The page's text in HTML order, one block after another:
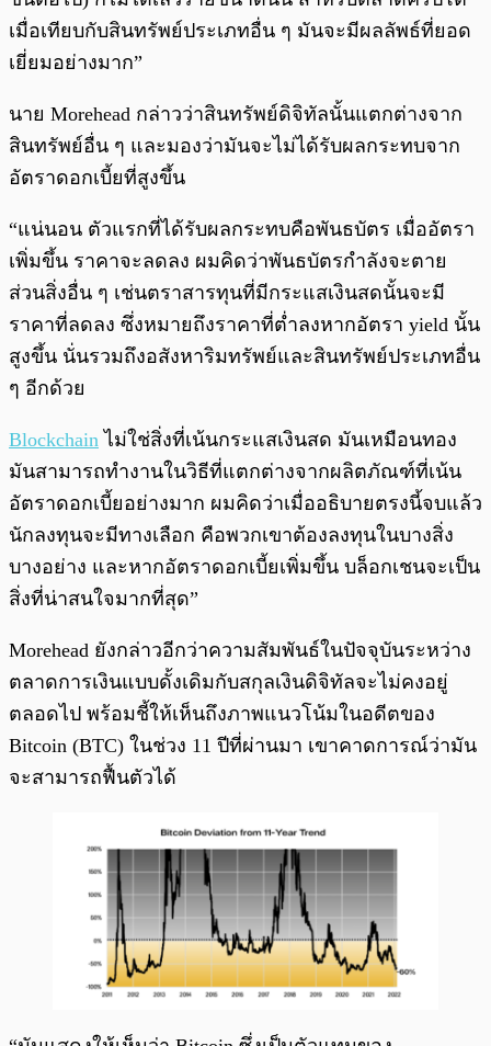
เมื่อเทียบกับสินทรัพย์ประเภทอื่น ๆ มันจะมีผลลัพธ์ที่ยอด
เยี่ยมอย่างมาก”
นาย Morehead กล่าวว่าสินทรัพย์ดิจิทัลนั้นแตกต่างจาก
สินทรัพย์อื่น ๆ และมองว่ามันจะไม่ได้รับผลกระทบจาก
อัตราดอกเบี้ยที่สูงขึ้น
“แน่นอน ตัวแรกที่ได้รับผลกระทบคือพันธบัตร เมื่ออัตรา
เพิ่มขึ้น ราคาจะลดลง ผมคิดว่าพันธบัตรกำลังจะตาย
ส่วนสิ่งอื่น ๆ เช่นตราสารทุนที่มีกระแสเงินสดนั้นจะมี
ราคาที่ลดลง ซึ่งหมายถึงราคาที่ต่ำลงหากอัตรา yield นั้น
สูงขึ้น นั่นรวมถึงอสังหาริมทรัพย์และสินทรัพย์ประเภทอื่น
ๆ อีกด้วย
Blockchain ไม่ใช่สิ่งที่เน้นกระแสเงินสด มันเหมือนทอง
มันสามารถทำงานในวิธีที่แตกต่างจากผลิตภัณฑ์ที่เน้น
อัตราดอกเบี้ยอย่างมาก ผมคิดว่าเมื่ออธิบายตรงนี้จบแล้ว
นักลงทุนจะมีทางเลือก คือพวกเขาต้องลงทุนในบางสิ่ง
บางอย่าง และหากอัตราดอกเบี้ยเพิ่มขึ้น บล็อกเชนจะเป็น
สิ่งที่น่าสนใจมากที่สุด”
Morehead ยังกล่าวอีกว่าความสัมพันธ์ในปัจจุบันระหว่าง
ตลาดการเงินแบบดั้งเดิมกับสกุลเงินดิจิทัลจะไม่คงอยู่
ตลอดไป พร้อมชี้ให้เห็นถึงภาพแนวโน้มในอดีตของ
Bitcoin (BTC) ในช่วง 11 ปีที่ผ่านมา เขาคาดการณ์ว่ามัน
จะสามารถฟื้นตัวได้